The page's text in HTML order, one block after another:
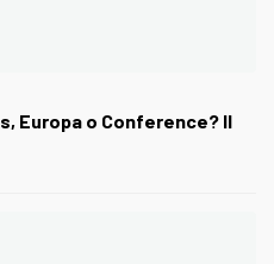
Europa o Conference? Il